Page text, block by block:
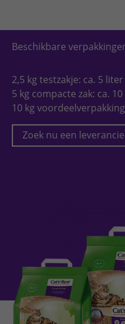
Beschikbare
2,5 kg testzakje: ca. 5 liter
5 kg compacte zak: ca.
10 kg
Zoek nu een